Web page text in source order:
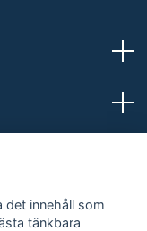
det innehåll som
tänkbara